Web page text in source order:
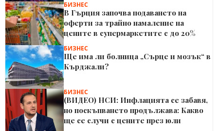
БИЗНЕС
В Гърция започва подаването на
оферти за трайно намаление на
цените в супермаркетите с до 20%
БИЗНЕС
Ще има ли болница „Сърце и мозък“ в
Кърджали?
БИЗНЕС
(ВИДЕО) НСИ: Инфлацията се забавя,
но поскъпването продължава: Какво
ще се случи с цените през юли